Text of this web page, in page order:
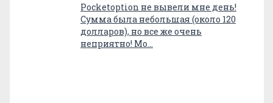
Pocketoption не вывели мне день!
Сумма была небольшая (около 120
долларов), но все же очень
неприятно! Мо…